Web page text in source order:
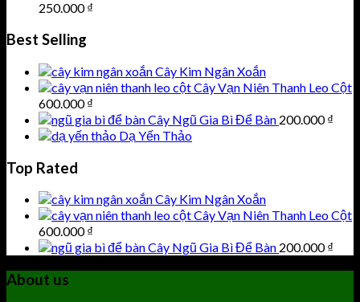
250.000₫
Best Selling
Cây Kim Ngân Xoắn
Cây Vạn Niên Thanh Leo Cột
600.000₫
Cây Ngũ Gia Bì Để Bàn 200.000₫
Dạ Yến Thảo
Top Rated
Cây Kim Ngân Xoắn
Cây Vạn Niên Thanh Leo Cột
600.000₫
Cây Ngũ Gia Bì Để Bàn 200.000₫
About us